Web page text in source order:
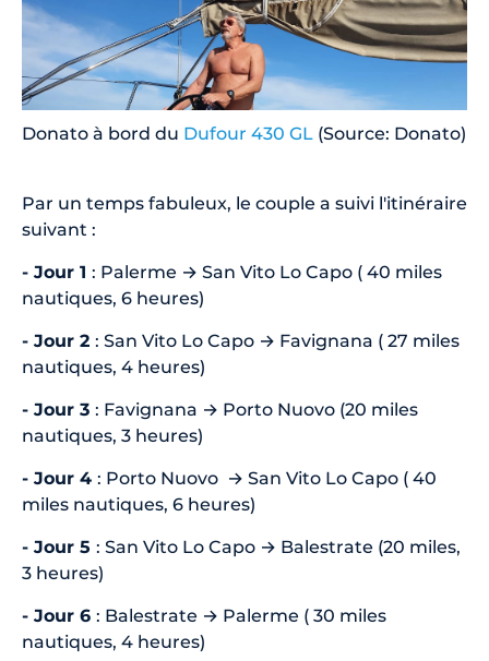
Donato à bord du Dufour 430 GL (Source: Donato)
Par un temps fabuleux, le couple a suivi l'itinéraire
suivant :
- Jour 1 : Palerme → San Vito Lo Capo ( 40 miles
nautiques, 6 heures)
- Jour 2 : San Vito Lo Capo → Favignana ( 27 miles
nautiques, 4 heures)
- Jour 3 : Favignana → Porto Nuovo (20 miles
nautiques, 3 heures)
- Jour 4 : Porto Nuovo → San Vito Lo Capo ( 40
miles nautiques, 6 heures)
- Jour 5 : San Vito Lo Capo → Balestrate (20 miles,
3 heures)
- Jour 6 : Balestrate → Palerme ( 30 miles
nautiques, 4 heures)